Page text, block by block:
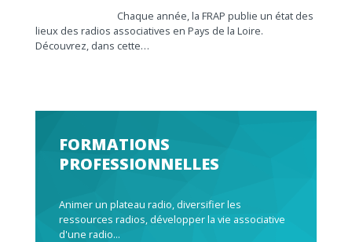
Chaque année, la FRAP publie un état des
lieux des radios associatives en Pays de la Loire.
Découvrez, dans cette…
FORMATIONS
PROFESSIONNELLES
Animer un plateau radio, diversifier les
ressources radios, développer la vie associative
d'une radio...